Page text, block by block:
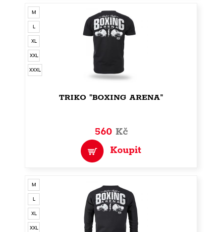
M
L
XL
XXL
XXXL
TRIKO "BOXING ARENA"
560 Kč
Koupit
M
L
XL
XXL